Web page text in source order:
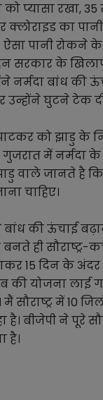
प्यासा रखा, 35
का
पानी रोकने
सरकार के
नर्मदा बांध की
घुटने टेक
को झाडु के
में नर्मदा के
वाले जानते है
चाहिए।
बांध की ऊंचाई
बनते ही
15 दिन के अंदर
की योजना लाई
मैं सौराष्ट्र में 10
बीजेपी ने पूरे
है।